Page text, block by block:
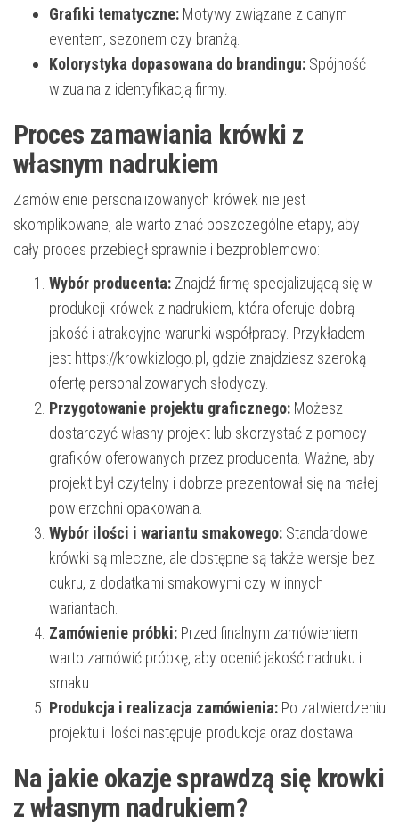
Grafiki tematyczne: Motywy związane z danym
eventem, sezonem czy branżą.
Kolorystyka dopasowana do brandingu: Spójność
wizualna z identyfikacją firmy.
Proces zamawiania krówki z
własnym nadrukiem
Zamówienie personalizowanych krówek nie jest
skomplikowane, ale warto znać poszczególne etapy, aby
cały proces przebiegł sprawnie i bezproblemowo:
Wybór producenta: Znajdź firmę specjalizującą się w
produkcji krówek z nadrukiem, która oferuje dobrą
jakość i atrakcyjne warunki współpracy. Przykładem
jest https://krowkizlogo.pl, gdzie znajdziesz szeroką
ofertę personalizowanych słodyczy.
Przygotowanie projektu graficznego: Możesz
dostarczyć własny projekt lub skorzystać z pomocy
grafików oferowanych przez producenta. Ważne, aby
projekt był czytelny i dobrze prezentował się na małej
powierzchni opakowania.
Wybór ilości i wariantu smakowego: Standardowe
krówki są mleczne, ale dostępne są także wersje bez
cukru, z dodatkami smakowymi czy w innych
wariantach.
Zamówienie próbki: Przed finalnym zamówieniem
warto zamówić próbkę, aby ocenić jakość nadruku i
smaku.
Produkcja i realizacja zamówienia: Po zatwierdzeniu
projektu i ilości następuje produkcja oraz dostawa.
Na jakie okazje sprawdzą się krowki
z własnym nadrukiem?